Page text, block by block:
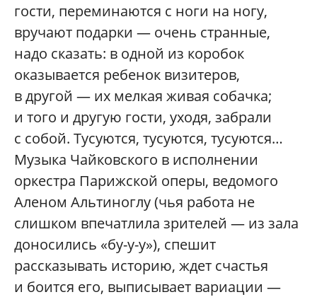
гости, переминаются с ноги на ногу,
вручают подарки — очень странные,
надо сказать: в одной из коробок
оказывается ребенок визитеров,
в другой — их мелкая живая собачка;
и того и другую гости, уходя, забрали
с собой. Тусуются, тусуются, тусуются…
Музыка Чайковского в исполнении
оркестра Парижской оперы, ведомого
Аленом Альтиноглу (чья работа не
слишком впечатлила зрителей — из зала
доносились «бу-у-у»), спешит
рассказывать историю, ждет счастья
и боится его, выписывает вариации —